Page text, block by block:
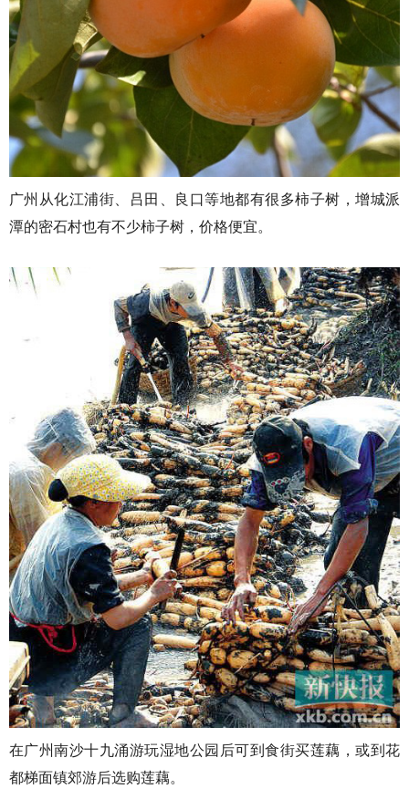
广州从化江浦街、吕田、良口等地都有很多柿子树，增城派
潭的密石村也有不少柿子树，价格便宜。
在广州南沙十九涌游玩湿地公园后可到食街买莲藕，或到花
都梯面镇郊游后选购莲藕。